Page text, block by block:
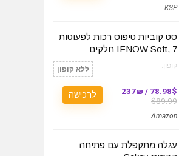
KSP
סט קוביות טיפוס רכות לפעוטות
IFNOW Soft, 7 חלקים
קופון: ללא קופון
78.98$ / 237₪
$89.99
Amazon
לרכישה
עגלה מתקפלת עם פתיחה